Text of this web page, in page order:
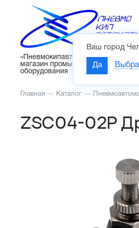
«Пневмокипавтоматика» –
магазин промышленного
оборудования
Ваш город
Да
Главная — Каталог —
ZSC04-02P